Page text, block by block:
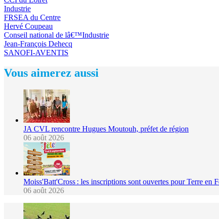
Industrie
FRSEA du Centre
Hervé Coupeau
Conseil national de lâ€™Industrie
Jean-François Dehecq
SANOFI-AVENTIS
Vous aimerez aussi
JA CVL rencontre Hugues Moutouh, préfet de région
06 août 2026
Moiss'Batt'Cross : les inscriptions sont ouvertes pour Terre en
06 août 2026